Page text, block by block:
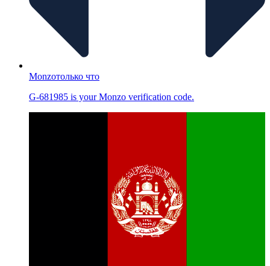
Monzoтолько что
G-681985 is your Monzo verification code.